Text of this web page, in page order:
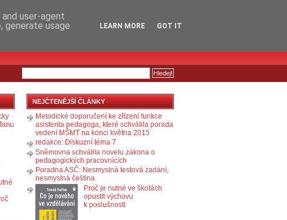
NEJČTENĚJŠÍ ČLÁNKY
Metodické doporučení ke zřízení funkce
asistenta pedagoga, které schválila porada
vedení MŠMT na konci května 2015
redakce: Diskuzní téma 7
Sněmovna schválila novelu zákona o
pedagogických pracovnících
Poradna ASČ: Nesmyslná testová zadání,
nesmyslná čeština
Proč je nutné ve školách
opustit výchovu
k poslušnosti
user-agent
generate usage
LEARN MORE GOT IT